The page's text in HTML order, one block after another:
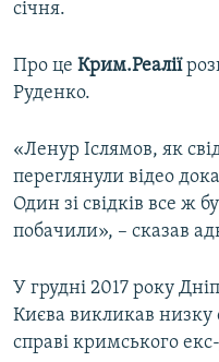
січня.
Про це Крим.Реалії
Руденко.
«Ленур Іслямов, як
переглянули відео
Один зі свідків все ж
побачили», – сказав
У грудні 2017 року
Києва викликав низку
справі кримського